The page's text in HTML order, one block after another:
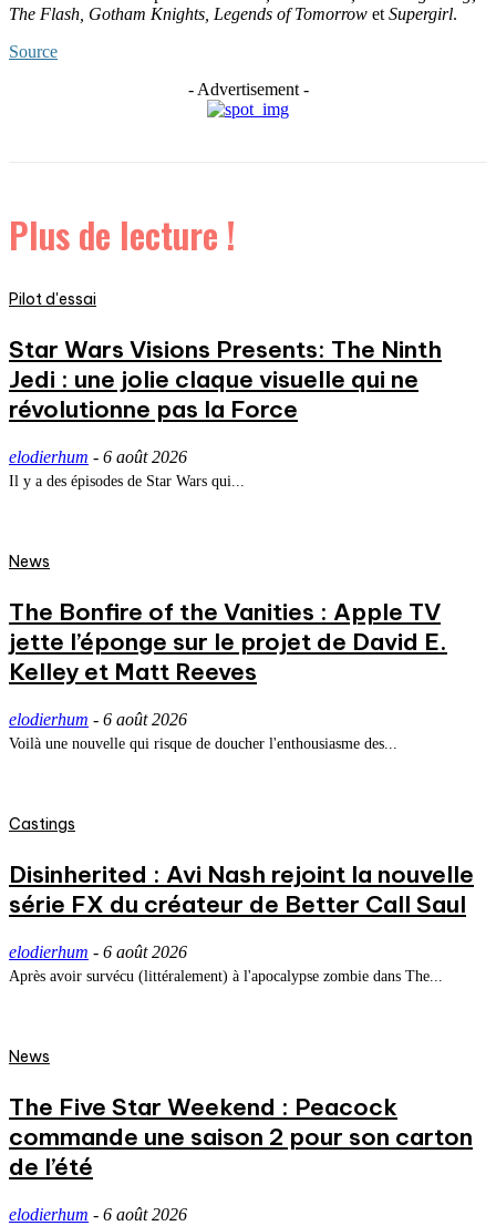
The Flash, Gotham Knights, Legends of Tomorrow et Supergirl.
Source
- Advertisement -
Plus de lecture !
Pilot d'essai
Star Wars Visions Presents: The Ninth
Jedi : une jolie claque visuelle qui ne
révolutionne pas la Force
elodierhum - 6 août 2026
Il y a des épisodes de Star Wars qui...
News
The Bonfire of the Vanities : Apple TV
jette l’éponge sur le projet de David E.
Kelley et Matt Reeves
elodierhum - 6 août 2026
Voilà une nouvelle qui risque de doucher l'enthousiasme des...
Castings
Disinherited : Avi Nash rejoint la nouvelle
série FX du créateur de Better Call Saul
elodierhum - 6 août 2026
Après avoir survécu (littéralement) à l'apocalypse zombie dans The...
News
The Five Star Weekend : Peacock
commande une saison 2 pour son carton
de l’été
elodierhum - 6 août 2026